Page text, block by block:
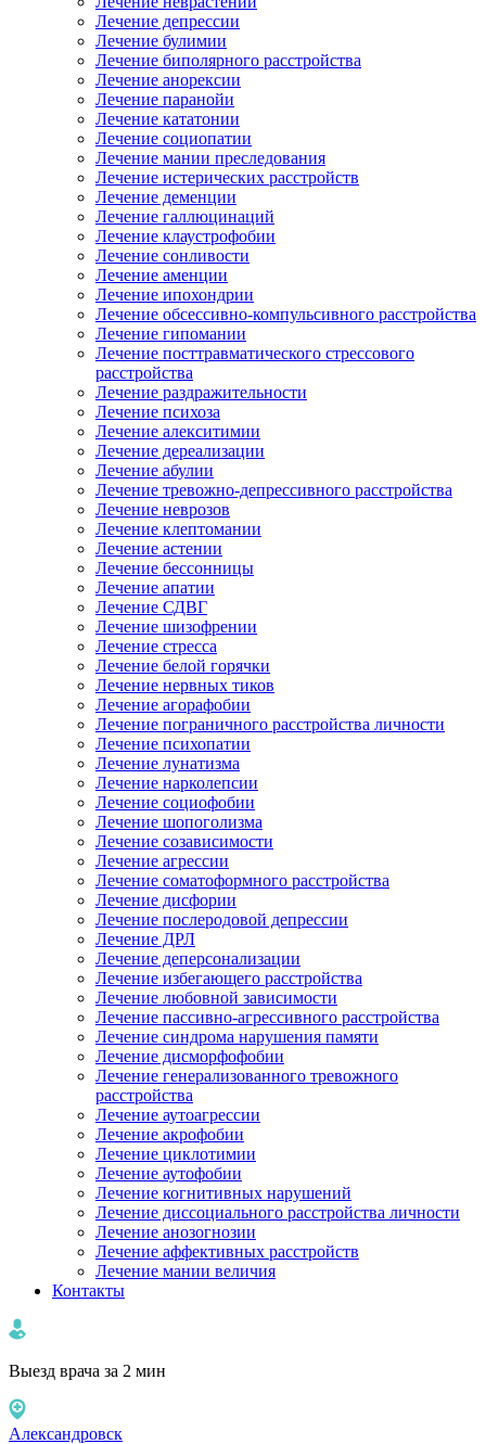
Лечение депрессии
Лечение булимии
Лечение биполярного расстройства
Лечение анорексии
Лечение паранойи
Лечение кататонии
Лечение социопатии
Лечение мании преследования
Лечение истерических расстройств
Лечение деменции
Лечение галлюцинаций
Лечение клаустрофобии
Лечение сонливости
Лечение аменции
Лечение ипохондрии
Лечение обсессивно-компульсивного расстройства
Лечение гипомании
Лечение посттравматического стрессового
расстройства
Лечение раздражительности
Лечение психоза
Лечение алекситимии
Лечение дереализации
Лечение абулии
Лечение тревожно-депрессивного расстройства
Лечение неврозов
Лечение клептомании
Лечение астении
Лечение бессонницы
Лечение апатии
Лечение СДВГ
Лечение шизофрении
Лечение стресса
Лечение белой горячки
Лечение нервных тиков
Лечение агорафобии
Лечение пограничного расстройства личности
Лечение психопатии
Лечение лунатизма
Лечение нарколепсии
Лечение социофобии
Лечение шопоголизма
Лечение созависимости
Лечение агрессии
Лечение соматоформного расстройства
Лечение дисфории
Лечение послеродовой депрессии
Лечение ДРЛ
Лечение деперсонализации
Лечение избегающего расстройства
Лечение любовной зависимости
Лечение пассивно-агрессивного расстройства
Лечение синдрома нарушения памяти
Лечение дисморфофобии
Лечение генерализованного тревожного
расстройства
Лечение аутоагрессии
Лечение акрофобии
Лечение циклотимии
Лечение аутофобии
Лечение когнитивных нарушений
Лечение диссоциального расстройства личности
Лечение анозогнозии
Лечение аффективных расстройств
Лечение мании величия
Контакты
Выезд врача за 2 мин
Александровск